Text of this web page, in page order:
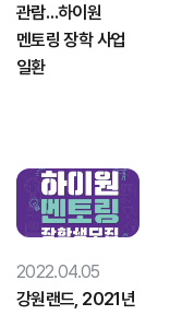
관람…하이원
멘토링 장학 사업
일환
2022.04.05
강원랜드, 2021년